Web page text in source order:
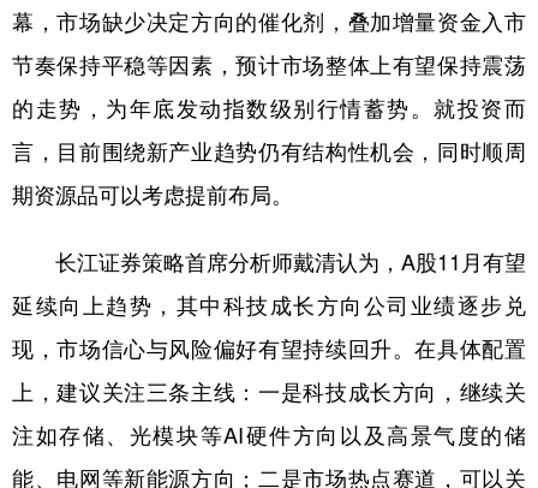
幕，市场缺少决定方向的催化剂，叠加增量资金入市
节奏保持平稳等因素，预计市场整体上有望保持震荡
的走势，为年底发动指数级别行情蓄势。就投资而
言，目前围绕新产业趋势仍有结构性机会，同时顺周
期资源品可以考虑提前布局。
长江证券策略首席分析师戴清认为，A股11月有望
延续向上趋势，其中科技成长方向公司业绩逐步兑
现，市场信心与风险偏好有望持续回升。在具体配置
上，建议关注三条主线：一是科技成长方向，继续关
注如存储、光模块等AI硬件方向以及高景气度的储
能、电网等新能源方向；二是市场热点赛道，可以关